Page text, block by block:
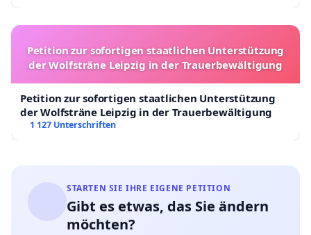
Petition zur sofortigen staatlichen Unterstützung
der Wolfsträne Leipzig in der Trauerbewältigung
Petition zur sofortigen staatlichen Unterstützung
der Wolfsträne Leipzig in der Trauerbewältigung
1 127 Unterschriften
STARTEN SIE IHRE EIGENE PETITION
Gibt es etwas, das Sie ändern
möchten?